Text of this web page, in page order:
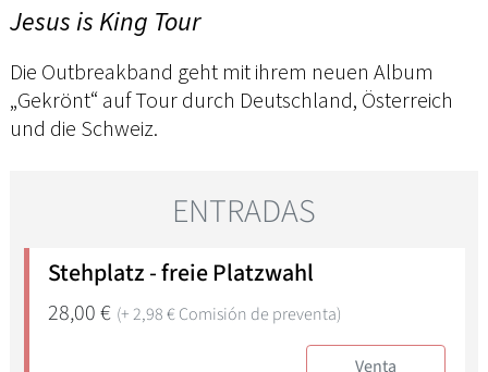
Jesus is King Tour
Die Outbreakband geht mit ihrem neuen Album
„Gekrönt“ auf Tour durch Deutschland, Österreich
und die Schweiz.